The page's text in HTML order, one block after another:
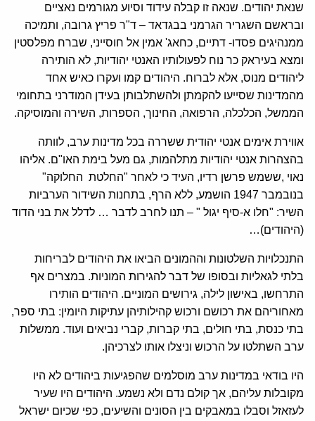
שנאת יהודים. שנאה זו קבלה עידוד וסיוע מגורמים נאציים
ובראשם השגריר הגרמני בבגדאד – ד"ר פריץ גרובה, ותמיכה
ממנהיגים פסדו- דתיים, כחאג' אמין אל חוסייני, שברח מפלסטין
ומצא בעיראק כר נוח לפעולותיו האנטי יהודיות, לא הותירה
ליהודים מנוס, אלא לברוח. היהודים קמו ועקרו כאיש אחד
מהמדינות שסייעו להקמתן ולהשתלבותן בעידן המודרני בתחומי
הממשל, הכלכלה, הרפואה, החינוך, הספרות, השירה והמוסיקה.
אווירת אימים אנטי יהודית ששררה בכל מדינות ערב, לוותה
בהצהרות אנטי יהודיות מתלהמות, גם מעל בימת האו"ם. אליהו
נאוי ,ששמש פרשן רדיו, העיד כי לאחר "החלטת החלוקה"
בנובמבר 1947 הושמע, ללא הרף, בתחנות השידור הערביות
השיר: "חלו א-סיף יגול " – תנו לחרב לדבר … לדלל את בני הדוד
(היהודים)…
התנכלויות השלטונות וההמונים הביאו את היהודים לבריחות
בלתי לגאליות ובסופו של דבר להגירות המוניות. במצרים אף
התרחשו, באישון לילה, גירושים המוניים. היהודים הותירו
מאחוריהם את רכושם ורכוש קהילותיהן עתיקות היומין: בתי ספר,
בתי כנסת, בתי חולים, בתי קברות, קברי נביאים ועוד. ממשלות
ערב השתלטו על הרכוש וניצלו אותו לצרכיהן.
היו בודאי במדינות ערב מוסלמים שהפגיעות ביהודים לא היו
מקובלות עליהם, אך קולם נדם ולא נשמע. היהודים היו שעיר
לעזאזל וסבלו במאבקים בין הסונים והשיעים, כפי שכיום ישראל